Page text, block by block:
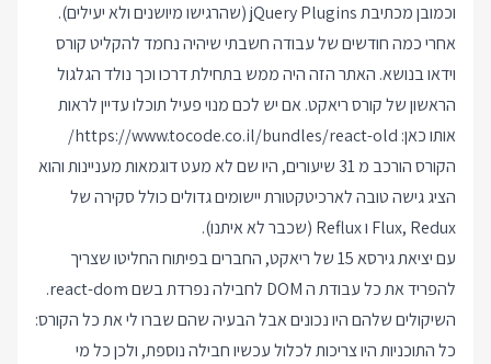
וכמובן מכתיבת jQuery Plugins (שהרגישו מיושנים ולא יעילים).
אחרי כמה חודשים של עבודה חשבתי שיהיה נחמד להקליט קורס
וידאו בנושא. האתר הזה היה ממש בתחילת דרכו וכך נולד הגלגול
הראשון של קורס ריאקט. אם יש לכם מנוי פעיל תוכלו עדיין לראות
אותו כאן: https://www.tocode.co.il/bundles/react-old/
הקורס הורכב מ 31 שיעורים, היו שם לא מעט דוגמאות מעניינות והוא
הציג גישה טובה לארכיטקטורת יישומים גדולים כולל סקירה של
Flux, Redux ו Reflux (שכבר לא איתנו).
עם יציאת גירסא 15 של ריאקט, החברים בפיתוח החליטו שצריך
להפריד את כל עבודת ה DOM לחבילה נפרדת בשם react-dom.
השיקולים שלהם היו נכונים אבל הבעיה שהם שברו לי את כל הקורס:
כל התוכניות היו צריכות לכלול עכשיו חבילה נוספת, ולכן כל מי